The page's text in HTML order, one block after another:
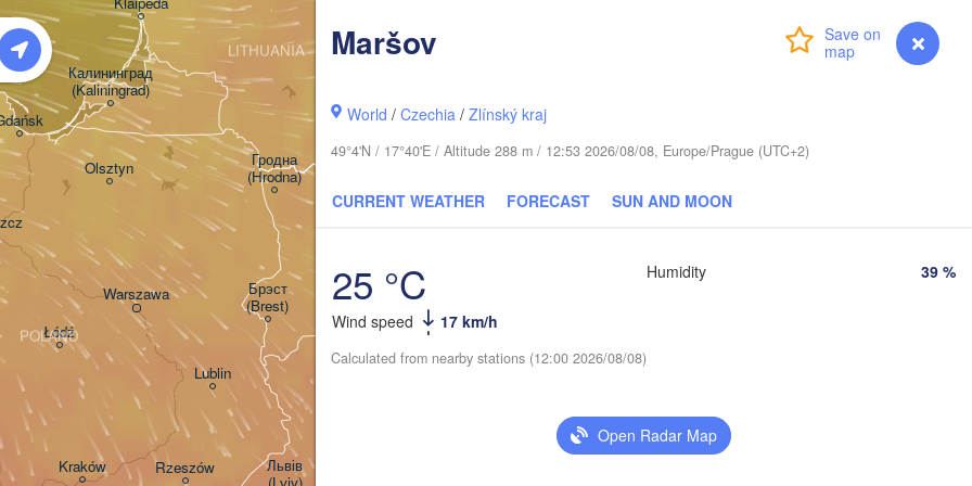
myVentusky Forecast
Maršov
World /Czechia /Zlínský kraj
49°4'N / 17°40'E / Altitude 288 m / 12:53 2026/08/08, Europe/Prague (UTC+2)
CURRENT WEATHER FORECAST SUN AND MOON
25 °C
Wind speed 17 km/h
Humidity 39 %
Calculated from nearby stations (12:00 2026/08/08)
Open Radar Map
Warszawa
Kraków
Łódź
Olsztyn
Rzeszów
Калининград
(Kaliningrad)
POLAND
Київ
(Kyiv)
(Minsk)
Львів
Гомель
(Homieĺ)
Бабруйск
Баранавічы
(Chernihiv)
Пінск
(Pinsk)
Гродна
(Hrodna)
(Mahilioŭ)
Lublin
Брэст
(Brest)
BELARUS
LITHUANIA